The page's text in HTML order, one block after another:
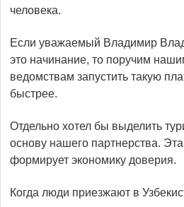
человека.
Если уважаемый Владимир
это начинание, то поручим
ведомствам запустить такую
быстрее.
Отдельно хотел бы выделить
основу нашего партнерства.
формирует экономику доверия.
Когда люди приезжают в